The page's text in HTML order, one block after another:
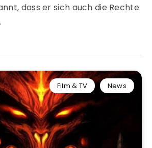
dass er sich auch die Rechte
Film & TV News